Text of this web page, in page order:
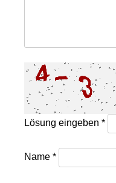
Lösung eingeben*
Name*